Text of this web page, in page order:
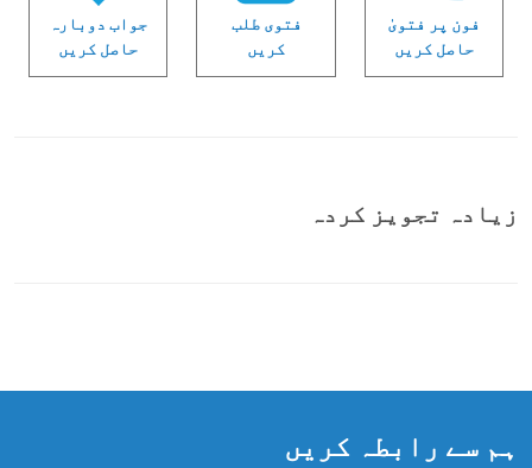
فون پر فتویٰ
حاصل کریں
فتوی طلب
کریں
جواب دوبارہ
حاصل کریں
زیادہ تجویز کردہ
ہم سے رابطہ کریں